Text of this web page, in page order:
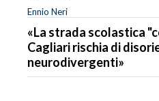
Ennio Neri
«La strada scolastica
Cagliari rischia di
neurodivergenti»